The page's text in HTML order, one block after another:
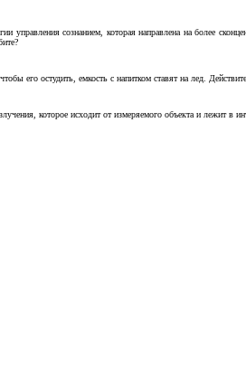
управления сознанием, которая направлена на более
его остудить, емкость с напитком ставят на лед.
которое исходит от измеряемого объекта и лежит в